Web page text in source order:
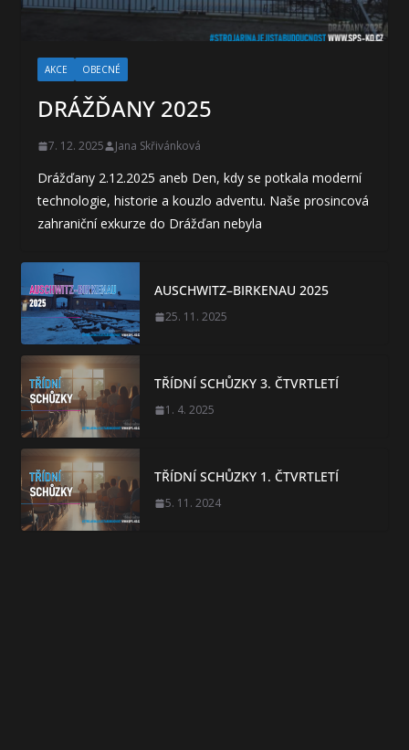
AKCE OBECNÉ
DRÁŽĎANY 2025
7. 12. 2025 Jana Skřivánková
Drážďany 2.12.2025 aneb Den, kdy se potkala moderní
technologie, historie a kouzlo adventu. Naše prosincová
zahraniční exkurze do Drážďan nebyla
AUSCHWITZ–BIRKENAU 2025
25. 11. 2025
TŘÍDNÍ SCHŮZKY 3. ČTVRTLETÍ
1. 4. 2025
TŘÍDNÍ SCHŮZKY 1. ČTVRTLETÍ
5. 11. 2024